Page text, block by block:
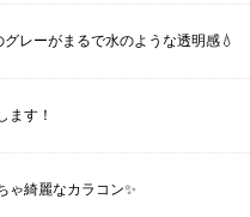
レーがまるで水のような透明感💧
ます！
ゃ綺麗なカラコン✨